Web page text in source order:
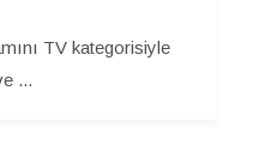
TV kategorisiyle
...